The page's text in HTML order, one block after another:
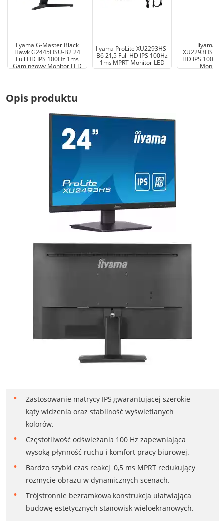
Iiyama G-Master Black
Hawk G2445HSU-B2 24
Full HD IPS 100Hz 1ms
Gamingowy Monitor LED
Iiyama ProLite XU2293HS-
B6 21,5 Full HD IPS 100Hz
1ms MPRT Monitor LED
Iiyama
XU2293HSU-
HD IPS 100Hz
Monitor
Opis produktu
Zastosowanie matrycy IPS gwarantującej szerokie
kąty widzenia oraz stabilność wyświetlanych
kolorów.
Częstotliwość odświeżania 100 Hz zapewniająca
wysoką płynność ruchu i komfort pracy biurowej.
Bardzo szybki czas reakcji 0,5 ms MPRT redukujący
rozmycie obrazu w dynamicznych scenach.
Trójstronnie bezramkowa konstrukcja ułatwiająca
budowę estetycznych stanowisk wieloekranowych.